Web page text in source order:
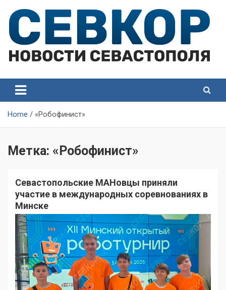
content
Севастополя
Севастополя
Home «Робофинист»
Метка: «Робофинист»
Севастопольские МАНовцы приняли
участие в международных соревнованиях в
Минске